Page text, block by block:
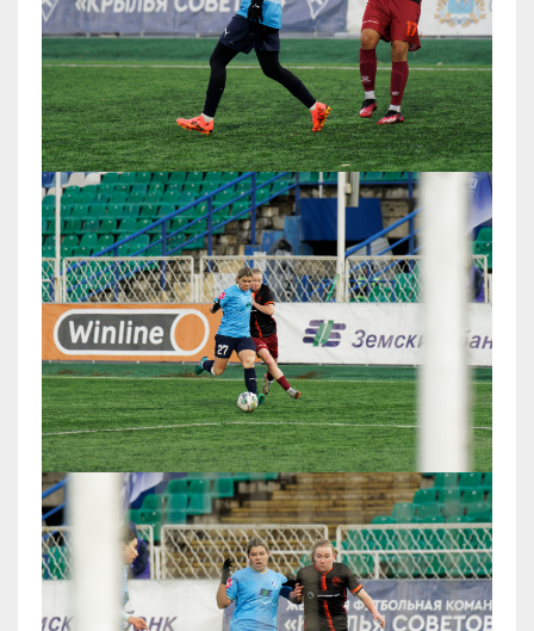
Настоящий сайт использует технологию,
которая обрабатывает cookie-файлы и
служебные данные без доступа к какой-
либо личной информации. Вы можете
отказаться от обработки данных в
настройках Вашего устройства или
покинуть настоящий сайт. Продолжая
использовать сайт, Вы даете свое
согласие на обработку данных в
соответствии с политикой обработки
персональных данных.
Понятно